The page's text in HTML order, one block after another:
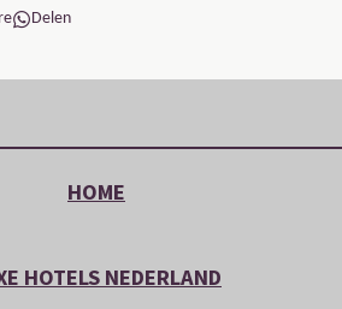
Delen
HOME
HOTELS NEDERLAND